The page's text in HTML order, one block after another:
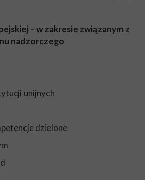
– w zakresie związanym z
nadzorczego
unijnych
dzielone